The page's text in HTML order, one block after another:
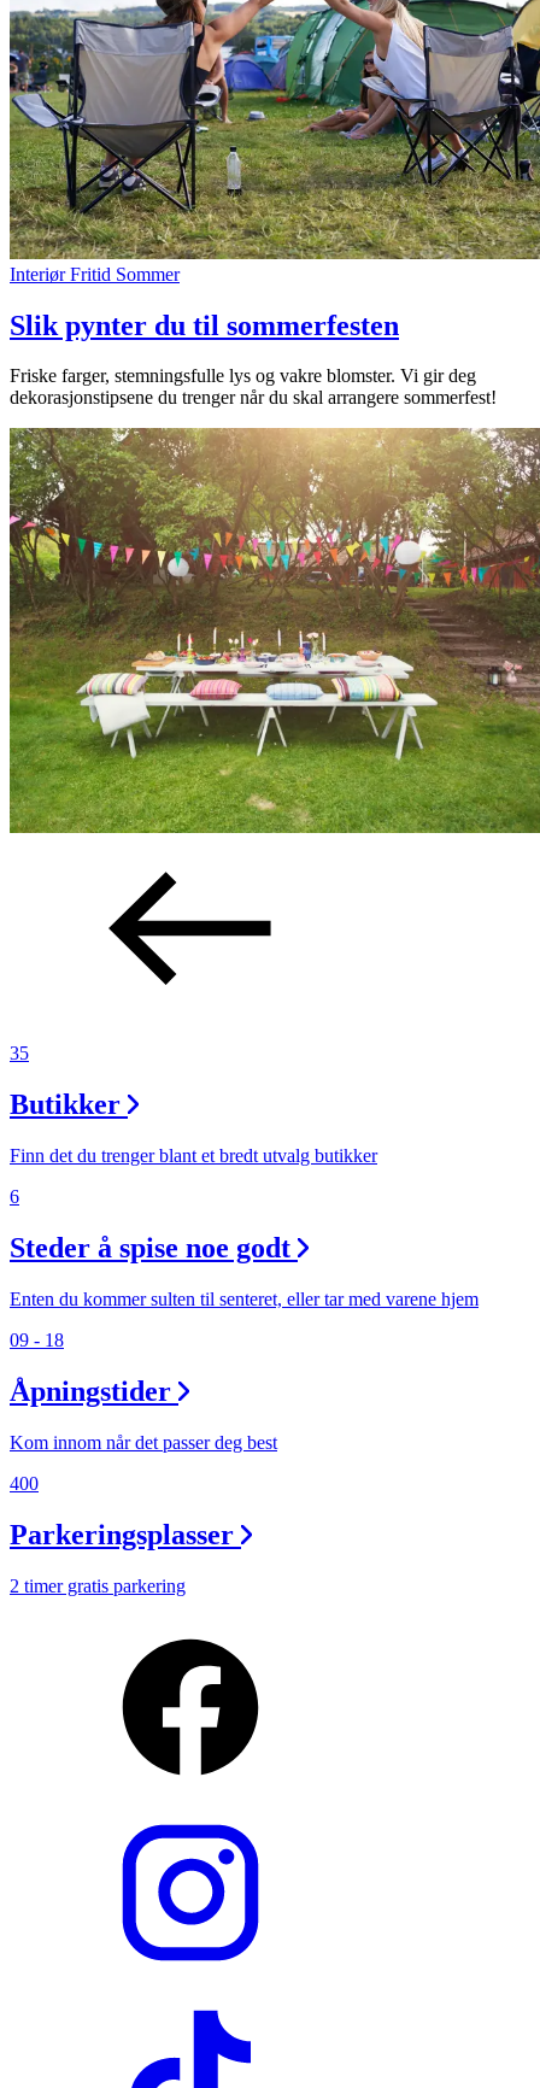
Interiør Fritid Sommer
Slik pynter du til sommerfesten
Friske farger, stemningsfulle lys og vakre blomster. Vi gir deg
dekorasjonstipsene du trenger når du skal arrangere sommerfest!
35
Butikker
Finn det du trenger blant et bredt utvalg butikker
6
Steder å spise noe godt
Enten du kommer sulten til senteret, eller tar med varene hjem
09 - 18
Åpningstider
Kom innom når det passer deg best
400
Parkeringsplasser
2 timer gratis parkering